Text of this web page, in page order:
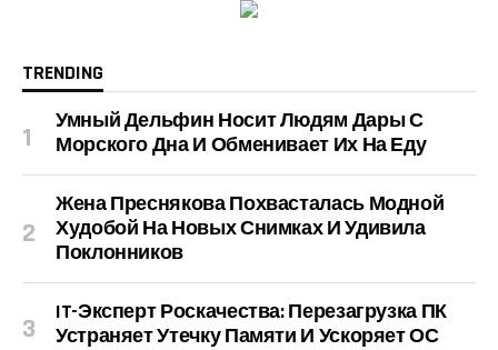
TRENDING
Умный Дельфин Носит Людям Дары С
Морского Дна И Обменивает Их На Еду
Жена Преснякова Похвасталась Модной
Худобой На Новых Снимках И Удивила
Поклонников
IT-Эксперт Роскачества: Перезагрузка ПК
Устраняет Утечку Памяти И Ускоряет ОС